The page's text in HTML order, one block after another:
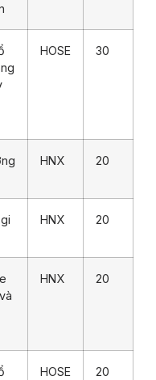
HOSE 30
HNX 20
HNX 20
HNX 20
HOSE 20